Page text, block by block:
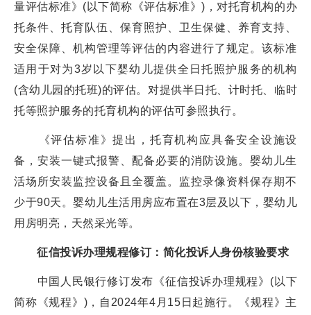
量评估标准》(以下简称《评估标准》)，对托育机构的办
托条件、托育队伍、保育照护、卫生保健、养育支持、
安全保障、机构管理等评估的内容进行了规定。该标准
适用于对为3岁以下婴幼儿提供全日托照护服务的机构
(含幼儿园的托班)的评估。对提供半日托、计时托、临时
托等照护服务的托育机构的评估可参照执行。
《评估标准》提出，托育机构应具备安全设施设
备，安装一键式报警、配备必要的消防设施。婴幼儿生
活场所安装监控设备且全覆盖。监控录像资料保存期不
少于90天。婴幼儿生活用房应布置在3层及以下，婴幼儿
用房明亮，天然采光等。
征信投诉办理规程修订：简化投诉人身份核验要求
中国人民银行修订发布《征信投诉办理规程》(以下
简称《规程》)，自2024年4月15日起施行。《规程》主